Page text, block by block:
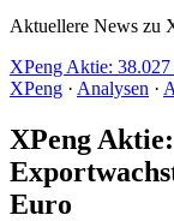
Aktuellere News zu
XPeng Aktie:
XPeng · Analysen ·
XPeng
Euro